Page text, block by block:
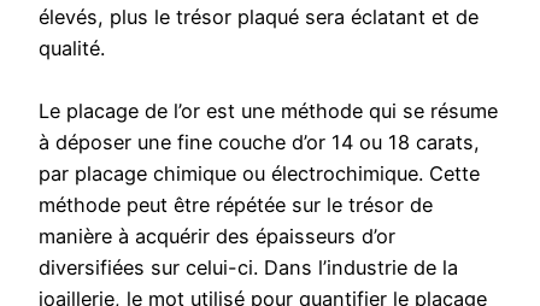
élevés, plus le trésor plaqué sera éclatant et de
qualité.
Le placage de l’or est une méthode qui se résume
à déposer une fine couche d’or 14 ou 18 carats,
par placage chimique ou électrochimique. Cette
méthode peut être répétée sur le trésor de
manière à acquérir des épaisseurs d’or
diversifiées sur celui-ci. Dans l’industrie de la
joaillerie, le mot utilisé pour quantifier le placage